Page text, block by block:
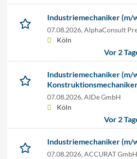
Industriemechaniker (m/
07.08.2026, AlphaConsult
Köln
Vor 2
Industriemechaniker (m/
07.08.2026, AIDe GmbH
Köln
Vor 2
Industriemechaniker (m/
07.08.2026, ACCURAT GmbH